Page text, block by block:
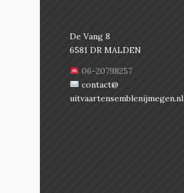
De Vang 8
6581 DR MALDEN
06-20798257
contact@
uitvaartensemblenijmegen.nl